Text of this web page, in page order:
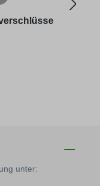
unter: